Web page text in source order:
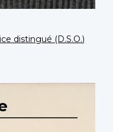
distingué (D.S.O.)